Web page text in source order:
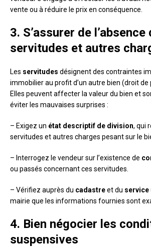
vente ou à réduire le prix en conséquence.
3. S’assurer de l’absence
servitudes et autres
Les servitudes désignent des contraintes
immobilier au profit d’un autre bien (droit de
Elles peuvent affecter la valeur du bien et
éviter les mauvaises surprises :
– Exigez un état descriptif de division, qui
servitudes et autres charges pesant sur le
– Interrogez le vendeur sur l’existence de
ou passés concernant ces servitudes.
– Vérifiez auprès du cadastreet du service
mairie que les informations fournies sont
4. Bien négocier les
suspensives